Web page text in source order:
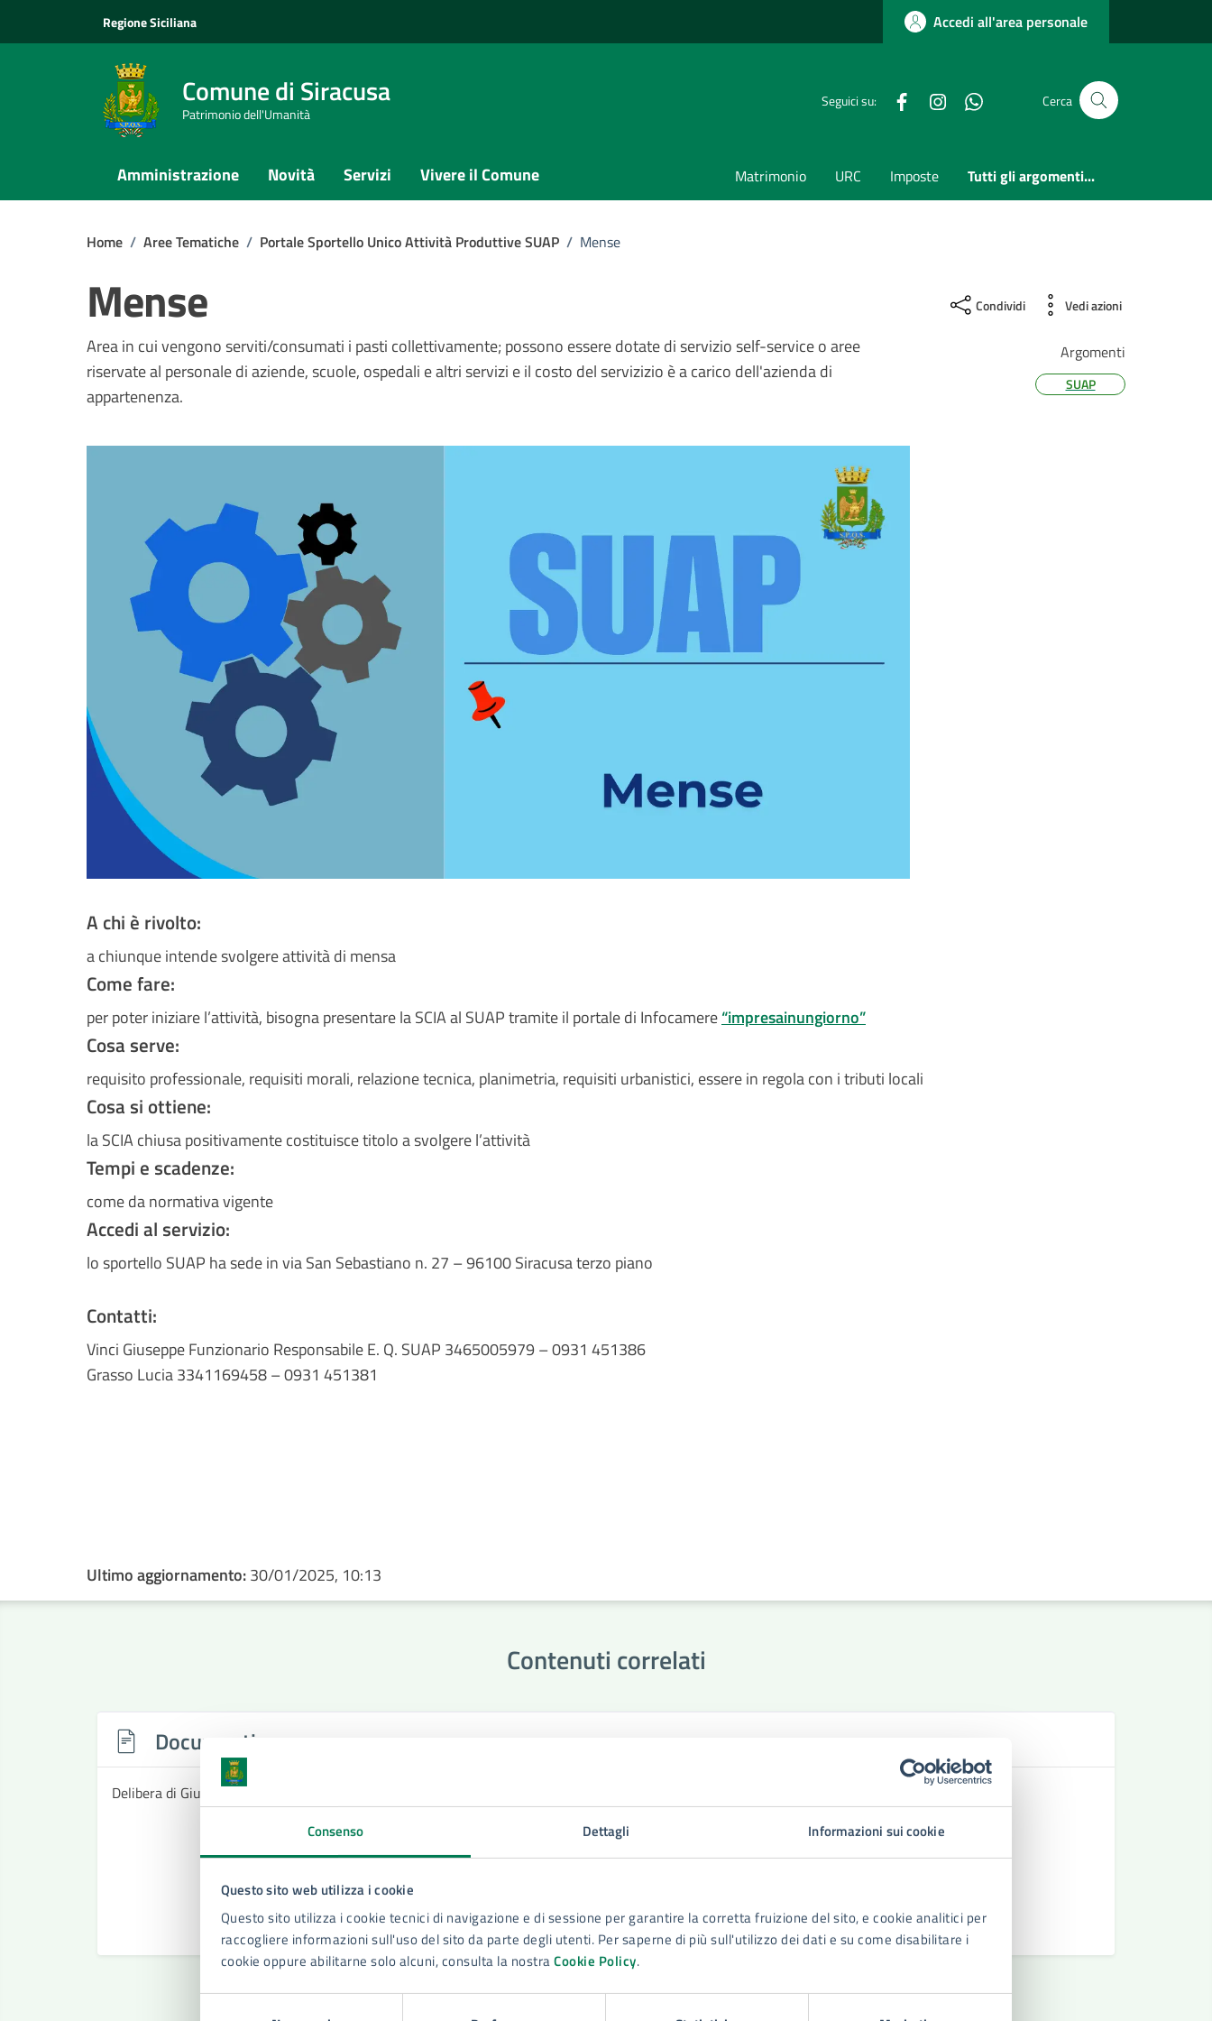
Consenso Dettagli Informazioni sui cookie
Questo sito web utilizza i cookie
Questo sito utilizza i cookie tecnici di navigazione e di sessione per garantire la corretta fruizione del sito, e cookie analitici per
raccogliere informazioni sull'uso del sito da parte degli utenti. Per saperne di più sull'utilizzo dei dati e su come disabilitare i
cookie oppure abilitarne solo alcuni, consulta la nostraCookie Policy.
Regione Siciliana Accedi all'area personale
Comune di Siracusa
Patrimonio dell'Umanità
Seguici su: FacebookInstagramwhatsappCerca
Amministrazione Novità Servizi Vivere il Comune Matrimonio URC Imposte Tutti gli argomenti...
Home / Aree Tematiche / Portale Sportello Unico Attività Produttive SUAP / Mense
Mense
Area in cui vengono serviti/consumati i pasti collettivamente; possono essere dotate di servizio self-service o aree
riservate al personale di aziende, scuole, ospedali e altri servizi e il costo del servizizio è a carico dell'azienda di
appartenenza.
Condividi Vedi azioni
Argomenti
SUAP
A chi è rivolto:
a chiunque intende svolgere attività di mensa
Come fare:
per poter iniziare l’attività, bisogna presentare la SCIA al SUAP tramite il portale di Infocamere“impresainungiorno”
Cosa serve:
requisito professionale, requisiti morali, relazione tecnica, planimetria, requisiti urbanistici, essere in regola con i tributi locali
Cosa si ottiene:
la SCIA chiusa positivamente costituisce titolo a svolgere l’attività
Tempi e scadenze:
come da normativa vigente
Accedi al servizio:
lo sportello SUAP ha sede in via San Sebastiano n. 27 – 96100 Siracusa terzo piano
Contatti:
Vinci Giuseppe Funzionario Responsabile E. Q. SUAP 3465005979 – 0931 451386
Grasso Lucia 3341169458 – 0931 451381
Ultimo aggiornamento:30/01/2025, 10:13
Contenuti correlati
Documenti
Delibera di Giunta tariffe diritti di istruttoria pratiche SUAP